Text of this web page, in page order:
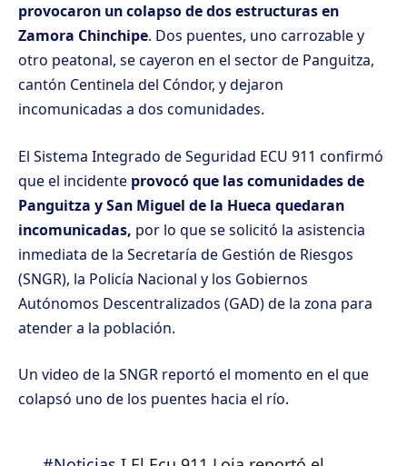
provocaron un colapso de dos estructuras en
Zamora Chinchipe. Dos puentes, uno carrozable y
otro peatonal, se cayeron en el sector de Panguitza,
cantón Centinela del Cóndor, y dejaron
incomunicadas a dos comunidades.
El Sistema Integrado de Seguridad ECU 911 confirmó
que el incidente provocó que las comunidades de
Panguitza y San Miguel de la Hueca quedaran
incomunicadas, por lo que se solicitó la asistencia
inmediata de la Secretaría de Gestión de Riesgos
(SNGR), la Policía Nacional y los Gobiernos
Autónomos Descentralizados (GAD) de la zona para
atender a la población.
Un video de la SNGR reportó el momento en el que
colapsó uno de los puentes hacia el río.